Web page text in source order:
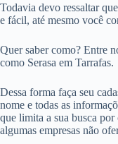
Todavia devo ressaltar
e fácil, até mesmo você
Quer saber como? Entre
como Serasa em Tarrafas.
Dessa forma faça seu
nome e todas as
que limita a sua busca
algumas empresas não